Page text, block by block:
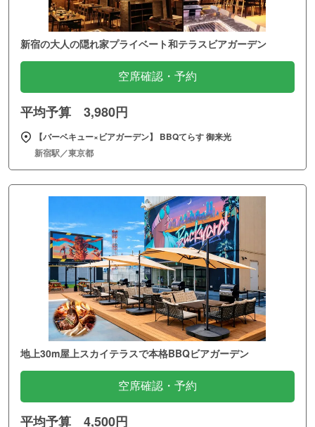
新宿の大人の隠れ家プライベート和テラスビアガーデン
空席確認・予約
平均予算 3,980円
【バーベキュー×ビアガーデン】 BBQてらす 御来光
新宿駅／東京都
地上30m屋上スカイテラスで本格BBQビアガーデン
空席確認・予約
平均予算 4,500円